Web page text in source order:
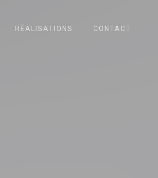
RÉALISATIONS CONTACT